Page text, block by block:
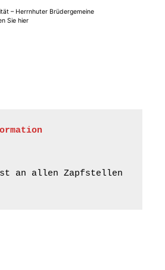
– Herrnhuter Brüdergemeine
Sie hier
ist an allen Zapfstellen